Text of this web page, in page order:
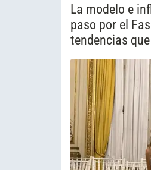
La modelo e
paso por el
tendencias